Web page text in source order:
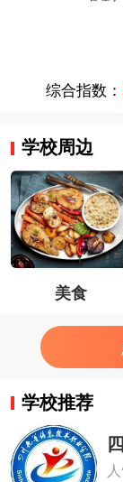
综合指数：
学校周边
美食
学校推荐